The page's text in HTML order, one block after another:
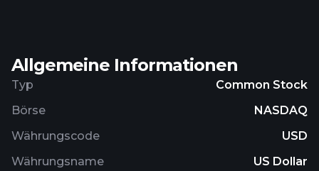
Allgemeine Informationen
Typ
Common Stock
Börse
NASDAQ
Währungscode
USD
Währungsname
US Dollar